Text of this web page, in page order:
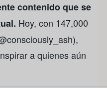
contenido que se
Hoy, con 147,000
a quienes aún